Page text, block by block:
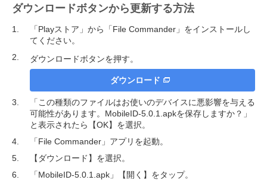
ダウンロードボタンから更新する方法
「Playストア」から「File Commander」をインストールし
てください。
ダウンロードボタンを押す。
ダウンロード
「この種類のファイルはお使いのデバイスに悪影響を与える
可能性があります。MobileID-5.0.1.apkを保存しますか？」
と表示されたら【OK】を選択。
「File Commander」アプリを起動。
【ダウンロード】を選択。
「MobileID-5.0.1.apk」【開く】をタップ。